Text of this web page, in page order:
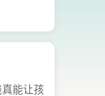
能让孩